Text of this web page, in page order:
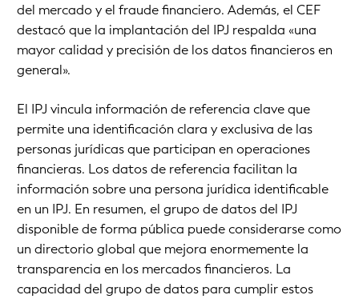
del mercado y el fraude financiero. Además, el CEF
destacó que la implantación del IPJ respalda «una
mayor calidad y precisión de los datos financieros en
general».
El IPJ vincula información de referencia clave que
permite una identificación clara y exclusiva de las
personas jurídicas que participan en operaciones
financieras. Los datos de referencia facilitan la
información sobre una persona jurídica identificable
en un IPJ. En resumen, el grupo de datos del IPJ
disponible de forma pública puede considerarse como
un directorio global que mejora enormemente la
transparencia en los mercados financieros. La
capacidad del grupo de datos para cumplir estos